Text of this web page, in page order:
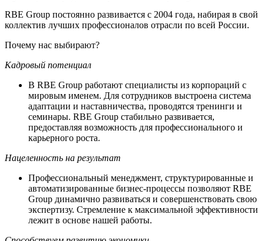
RBE Group постоянно развивается с 2004 года, набирая в свой
коллектив лучших профессионалов отрасли по всей России.
Почему нас выбирают?
Кадровый потенциал
В RBE Group работают специалисты из корпораций с
мировым именем. Для сотрудников выстроена система
адаптации и наставничества, проводятся тренинги и
семинары. RBE Group стабильно развивается,
предоставляя возможность для профессионального и
карьерного роста.
Нацеленность на результат
Профессиональный менеджмент, структурированные и
автоматизированные бизнес-процессы позволяют RBE
Group динамично развиваться и совершенствовать свою
экспертизу. Стремление к максимальной эффективности
лежит в основе нашей работы.